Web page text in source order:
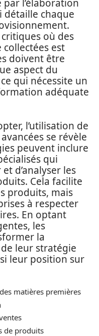
l’élaboration
détaille chaque
où des
est
doivent être
aspect du
qui nécessite un
adéquate
l’utilisation de
se révèle
peuvent inclure
qui
d’analyser les
Cela facilite
produits, mais
à respecter
En optant
les
la
leur stratégie
leur position sur
matières premières
de produits